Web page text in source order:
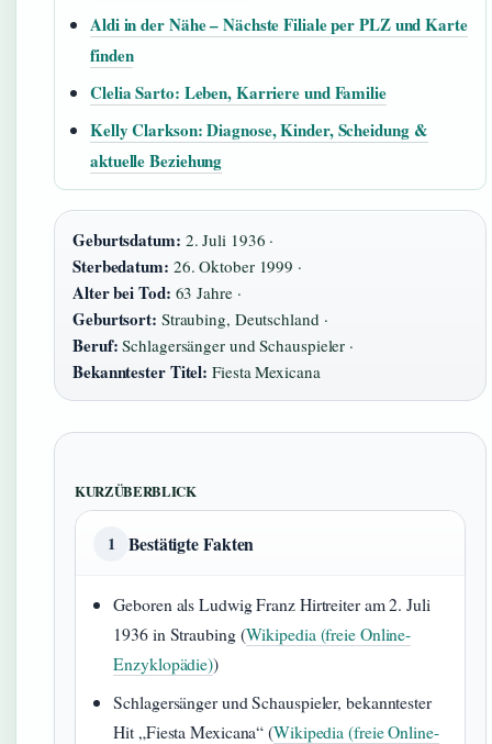
Aldi in der Nähe – Nächste Filiale per PLZ und Karte
finden
Clelia Sarto: Leben, Karriere und Familie
Kelly Clarkson: Diagnose, Kinder, Scheidung &
aktuelle Beziehung
Geburtsdatum: 2. Juli 1936 ·
Sterbedatum: 26. Oktober 1999 ·
Alter bei Tod: 63 Jahre ·
Geburtsort: Straubing, Deutschland ·
Beruf: Schlagersänger und Schauspieler ·
Bekanntester Titel: Fiesta Mexicana
KURZÜBERBLICK
1 Bestätigte Fakten
Geboren als Ludwig Franz Hirtreiter am 2. Juli
1936 in Straubing (Wikipedia (freie Online-
Enzyklopädie))
Schlagersänger und Schauspieler, bekanntester
Hit „Fiesta Mexicana“ (Wikipedia (freie Online-